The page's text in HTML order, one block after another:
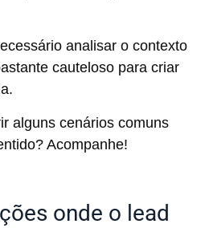
analisar o contexto
cauteloso para criar
alguns cenários comuns
Acompanhe!
onde o lead